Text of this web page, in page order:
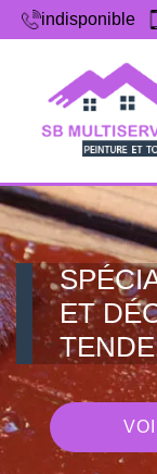
indisponible
ET